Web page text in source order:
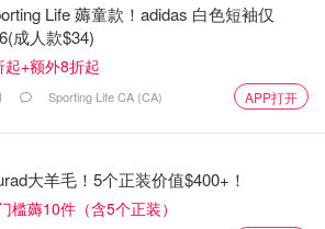
Life 薅童款！adidas 白色短袖仅
成人款$34)
起+额外8折起
Sporting Life CA (CA) APP打开
大羊毛！5个正装价值$400+！
槛薅10件（含5个正装）